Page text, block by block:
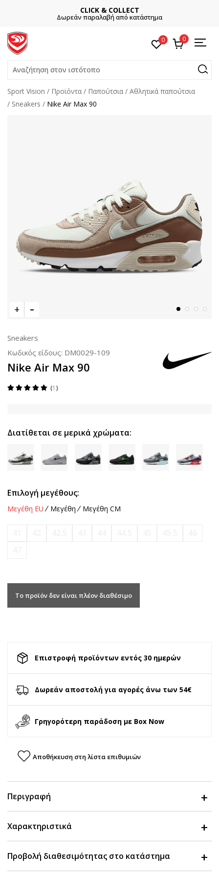
CLICK & COLLECT
Δωρεάν παραλαβή από κατάστημα
0 0
Αναζήτηση στον ιστότοπο
Sport Vision Προϊόντα Παπούτσια
Αθλητικά παπούτσια
Sneakers
Nike Air Max 90
Sneakers
Κωδικός είδους: DM0029-109
Nike Air Max 90
1
Διατίθεται σε μερικά χρώματα:
Επιλογή μεγέθους:
Μεγέθη EU Μεγέθη Μεγέθη CM
Το προϊόν δεν είναι πλέον διαθέσιμο
Επιστροφή προϊόντων εντός 30 ημερών
Δωρεάν αποστολή για αγορές άνω των 54€
Γρηγορότερη παράδοση με Box Now
Αποθήκευση στη λίστα επιθυμιών
Περιγραφή
Χαρακτηριστικά
Προβολή διαθεσιμότητας στο κατάστημα